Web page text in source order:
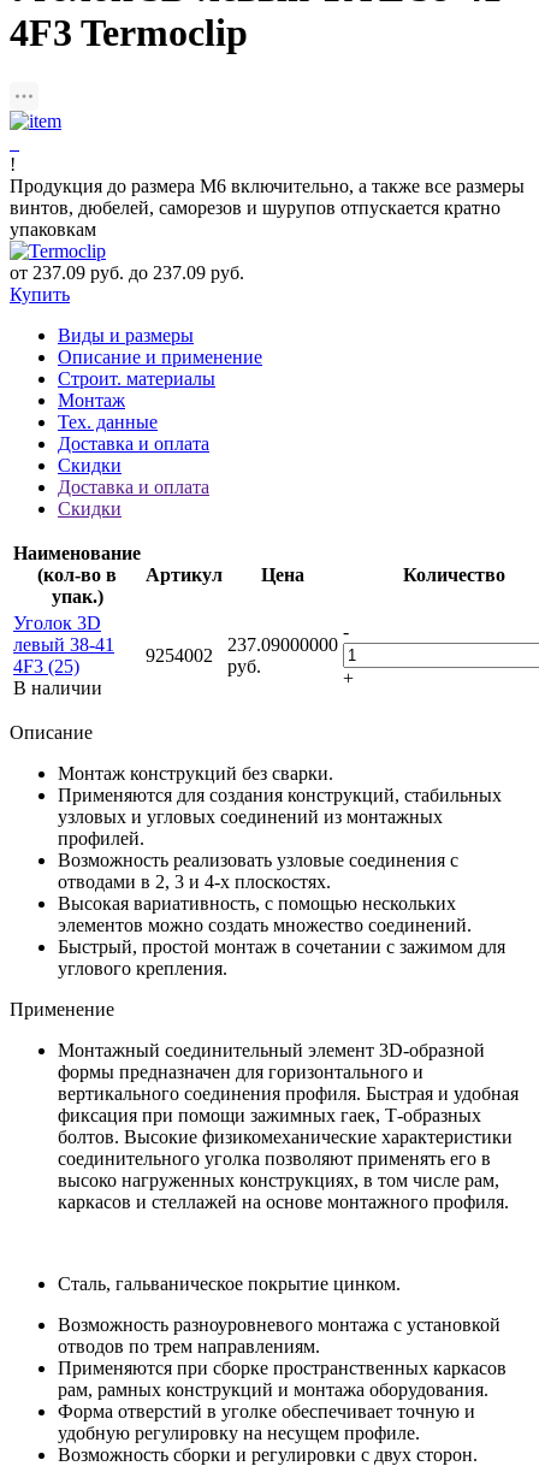
4F3 Termoclip
!
Продукция до размера М6 включительно, а также все размеры
винтов, дюбелей, саморезов и шурупов отпускается кратно
упаковкам
от 237.09 руб. до 237.09 руб.
Купить
Виды и размеры
Описание и применение
Строит. материалы
Монтаж
Тех. данные
Доставка и оплата
Скидки
Доставка и оплата
Скидки
Наименование
(кол-во в
упак.)
Артикул Цена Количество
Уголок 3D
левый 38-41
4F3 (25)
В наличии
9254002
237.09000000
руб.
-
+
Описание
Монтаж конструкций без сварки.
Применяются для создания конструкций, стабильных
узловых и угловых соединений из монтажных
профилей.
Возможность реализовать узловые соединения с
отводами в 2, 3 и 4-х плоскостях.
Высокая вариативность, с помощью нескольких
элементов можно создать множество соединений.
Быстрый, простой монтаж в сочетании с зажимом для
углового крепления.
Применение
Монтажный соединительный элемент 3D-образной
формы предназначен для горизонтального и
вертикального соединения профиля. Быстрая и удобная
фиксация при помощи зажимных гаек, Т-образных
болтов. Высокие физикомеханические характеристики
соединительного уголка позволяют применять его в
высоко нагруженных конструкциях, в том числе рам,
каркасов и стеллажей на основе монтажного профиля.
Сталь, гальваническое покрытие цинком.
Возможность разноуровневого монтажа с установкой
отводов по трем направлениям.
Применяются при сборке пространственных каркасов
рам, рамных конструкций и монтажа оборудования.
Форма отверстий в уголке обеспечивает точную и
удобную регулировку на несущем профиле.
Возможность сборки и регулировки с двух сторон.